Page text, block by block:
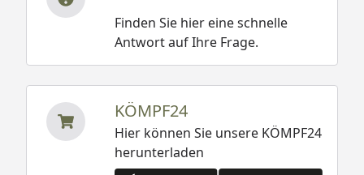
Finden Sie hier eine schnelle
Antwort auf Ihre Frage.
KÖMPF24
Hier können Sie unsere KÖMPF24
herunterladen